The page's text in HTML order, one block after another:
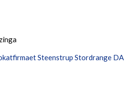
Steenstrup Stordrange DA